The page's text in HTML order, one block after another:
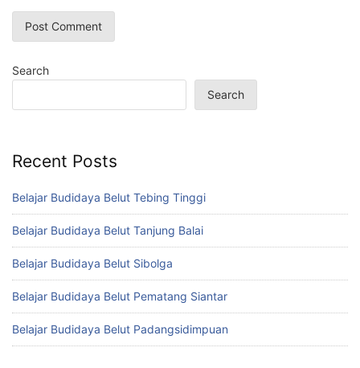
Search
Search
Recent Posts
Belajar Budidaya Belut Tebing Tinggi
Belajar Budidaya Belut Tanjung Balai
Belajar Budidaya Belut Sibolga
Belajar Budidaya Belut Pematang Siantar
Belajar Budidaya Belut Padangsidimpuan